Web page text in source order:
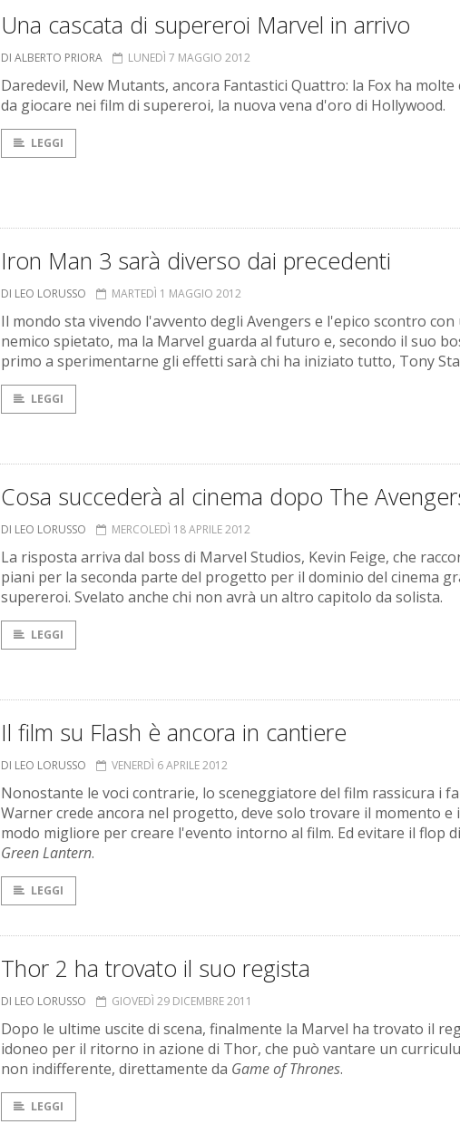
Una cascata di supereroi Marvel in arrivo
DI ALBERTO PRIORA LUNEDÌ 7 MAGGIO 2012
Daredevil, New Mutants, ancora Fantastici Quattro: la Fox ha molte
da giocare nei film di supereroi, la nuova vena d'oro di Hollywood.
LEGGI
Iron Man 3 sarà diverso dai precedenti
DI LEO LORUSSO MARTEDÌ 1 MAGGIO 2012
Il mondo sta vivendo l'avvento degli Avengers e l'epico scontro con
nemico spietato, ma la Marvel guarda al futuro e, secondo il suo
primo a sperimentarne gli effetti sarà chi ha iniziato tutto, Tony
LEGGI
Cosa succederà al cinema dopo The
DI LEO LORUSSO MERCOLEDÌ 18 APRILE 2012
La risposta arriva dal boss di Marvel Studios, Kevin Feige, che
piani per la seconda parte del progetto per il dominio del cinema
supereroi. Svelato anche chi non avrà un altro capitolo da solista.
LEGGI
Il film su Flash è ancora in cantiere
DI LEO LORUSSO VENERDÌ 6 APRILE 2012
Nonostante le voci contrarie, lo sceneggiatore del film rassicura i
Warner crede ancora nel progetto, deve solo trovare il momento e
modo migliore per creare l'evento intorno al film. Ed evitare il flop di
Green Lantern.
LEGGI
Thor 2 ha trovato il suo regista
DI LEO LORUSSO GIOVEDÌ 29 DICEMBRE 2011
Dopo le ultime uscite di scena, finalmente la Marvel ha trovato il
idoneo per il ritorno in azione di Thor, che può vantare un
non indifferente, direttamente da Game of Thrones.
LEGGI